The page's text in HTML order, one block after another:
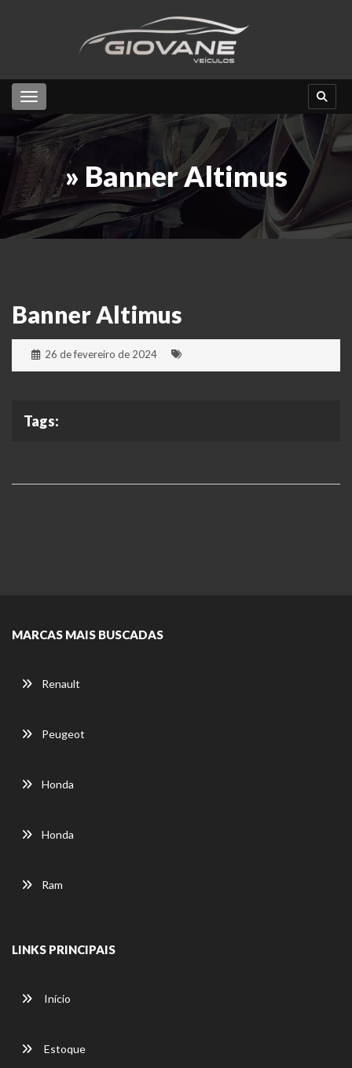
Toggle navigation
» Banner Altimus
Banner Altimus
26 de fevereiro de 2024
Tags:
MARCAS MAIS BUSCADAS
Renault
Peugeot
Honda
Honda
Ram
LINKS PRINCIPAIS
Início
Estoque